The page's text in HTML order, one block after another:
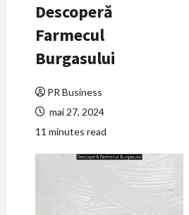
Descoperă
Farmecul
Burgasului
PR Business
mai 27, 2024
11 minutes read